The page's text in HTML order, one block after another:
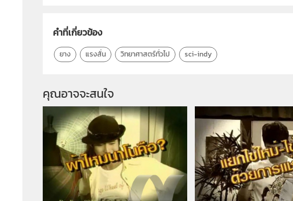
คำที่เกี่ยวข้อง
ยาง แรงสั่น วิทยาศาสตร์ทั่วไป sci-indy
คุณอาจจะสนใจ